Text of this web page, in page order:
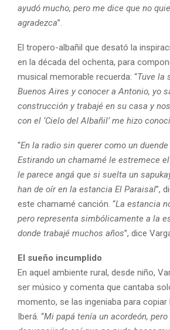
ayudó mucho, pero me dice que no
agradezca”.
El tropero-albañil que desató la
en la década del ochenta, para
musical memorable recuerda: “Tuve la
Buenos Aires y conocer a Antonio, yo
construcción y trabajé en su casa y
con el ‘Cielo del Albañil’ me hizo
“En la radio sin querer como un
Estirando un chamamé le estremece
le parece angá que si suelta un
han de oír en la estancia El Paraisal”,
este chamamé canción. “La estancia
pero representa simbólicamente a la
donde trabajé muchos años”, dice
El sueño incumplido
En aquel ambiente rural, desde niño,
ser músico y comenta que cantaba
momento, se las ingeniaba para
Iberá. “Mi papá tenía un acordeón,